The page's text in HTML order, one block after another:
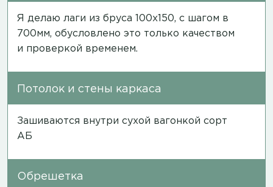
Я делаю лаги из бруса 100х150, с шагом в
700мм, обусловлено это только качеством
и проверкой временем.
Потолок и стены каркаса
Зашиваются внутри сухой вагонкой сорт
АБ
Обрешетка